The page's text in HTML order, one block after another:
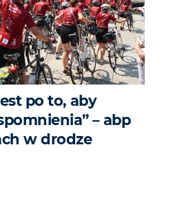
po to, aby
– abp
w drodze